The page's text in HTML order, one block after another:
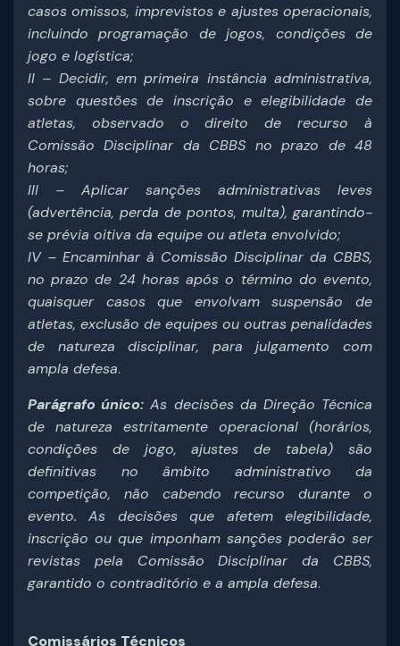
casos omissos, imprevistos e ajustes operacionais,
incluindo programação de jogos, condições de
jogo e logística;
II – Decidir, em primeira instância administrativa,
sobre questões de inscrição e elegibilidade de
atletas, observado o direito de recurso à
Comissão Disciplinar da CBBS no prazo de 48
horas;
III – Aplicar sanções administrativas leves
(advertência, perda de pontos, multa), garantindo-
se prévia oitiva da equipe ou atleta envolvido;
IV – Encaminhar à Comissão Disciplinar da CBBS,
no prazo de 24 horas após o término do evento,
quaisquer casos que envolvam suspensão de
atletas, exclusão de equipes ou outras penalidades
de natureza disciplinar, para julgamento com
ampla defesa.
Parágrafo único: As decisões da Direção Técnica
de natureza estritamente operacional (horários,
condições de jogo, ajustes de tabela) são
definitivas no âmbito administrativo da
competição, não cabendo recurso durante o
evento. As decisões que afetem elegibilidade,
inscrição ou que imponham sanções poderão ser
revistas pela Comissão Disciplinar da CBBS,
garantido o contraditório e a ampla defesa.
Comissários Técnicos